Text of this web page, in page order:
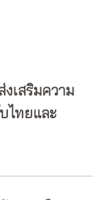
เสริมความ
ไทยและ